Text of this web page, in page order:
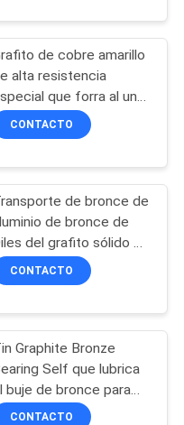
10
de cobre amarillo
alta resistencia
que forra al uno
de cobre amarillo
Oiles que lubrica el
CONTACTO
de bronce de
de bronce de
del grafito sólido de
lubricantes que lleva
Marine Industry
CONTACTO
Graphite Bronze
Self que lubrica
buje de bronce para
Parts
CONTACTO